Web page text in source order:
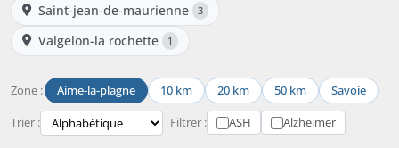
Saint-jean-de-maurienne 3
Valgelon-la rochette 1
Zone : Aime-la-plagne 10 km 20 km 50 km Savoie
Trier : Filtrer : ASH Alzheimer